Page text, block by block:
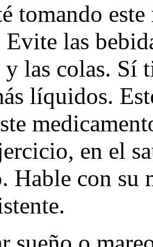
tomando
Evite las
las colas. Sí
líquidos.
en el
Hable con su